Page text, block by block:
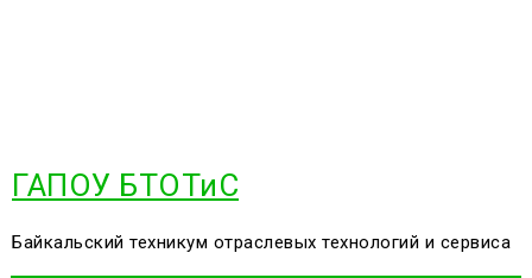
ГАПОУ БТОТиС
Байкальский техникум отраслевых технологий и сервиса